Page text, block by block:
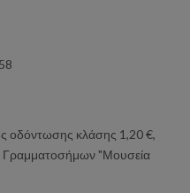
οδόντωσης κλάσης 1,20 €,
Γραμματοσήμων "Μουσεία